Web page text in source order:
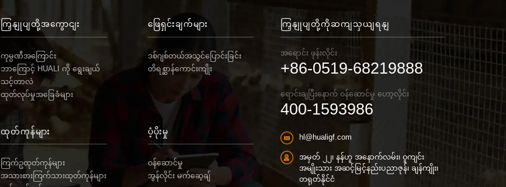
ကြှနျုပျတို့အကွောငျး
ကုမ္ပဏီအကြောင်း
ဘာကြောင့် HUALI ကို ရွေးချယ်
သင့်တာလဲ
ထုတ်လုပ်မှုအခြေခံများ
ဖြေရှင်းချက်များ
ဒစ်ဂျစ်တယ်အသွင်ပြောင်းခြင်း
တိရစ္ဆာန်ကောင်းကျိုး
ထုတ်ကုန်များ
ကြက်ဥထုတ်ကုန်များ
အသားစားကြက်သားထုတ်ကုန်များ
ပံ့ပိုးမှု
ဝန်ဆောင်မှု
အွန်လိုင်း မက်ဆေ့ချ်
ကြှနျုပျတို့ကိုဆကျသှယျရနျ
အရောင်း ဖုန်းလိုင်း
+86-0519-68219888
ရောင်းချပြီးနောက် ဝန်ဆောင်မှု ဟော့လိုင်း
400-1593986
hl@hualigf.com
အမှတ် ၂၂၊ နန်ဟူ အနောက်လမ်း၊ ဝူကျင်း
အမျိုးသား အဆင့်မြင့်နည်းပညာဇုန်၊ ချန်ကျိုး၊
တရုတ်နိုင်ငံ